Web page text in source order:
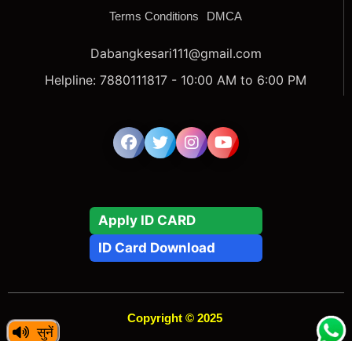
सुनें
Terms Conditions
DMCA
Dabangkesari111@gmail.com
Helpline: 7880111817 - 10:00 AM to 6:00 PM
Apply ID CARD
ID Card Download
Copyright © 2025